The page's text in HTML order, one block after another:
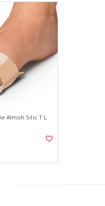
Almoh Silic T L